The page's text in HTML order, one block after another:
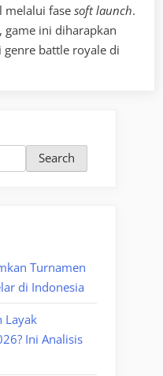
melalui fase soft launch.
game ini diharapkan
battle royale di
Search
Turnamen
di Indonesia
Layak
Ini Analisis